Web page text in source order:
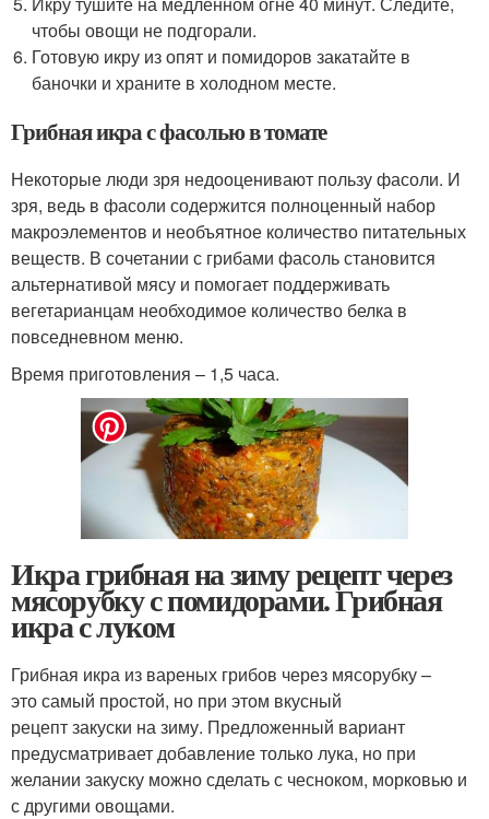
чтобы овощи не подгорали.
Готовую икру из опят и помидоров закатайте в
баночки и храните в холодном месте.
Грибная икра с фасолью в томате
Некоторые люди зря недооценивают пользу фасоли. И
зря, ведь в фасоли содержится полноценный набор
макроэлементов и необъятное количество питательных
веществ. В сочетании с грибами фасоль становится
альтернативой мясу и помогает поддерживать
вегетарианцам необходимое количество белка в
повседневном меню.
Время приготовления – 1,5 часа.
Икра грибная на зиму рецепт через
мясорубку с помидорами. Грибная
икра с луком
Грибная икра из вареных грибов через мясорубку –
это самый простой, но при этом вкусный
рецепт закуски на зиму. Предложенный вариант
предусматривает добавление только лука, но при
желании закуску можно сделать с чесноком, морковью и
с другими овощами.